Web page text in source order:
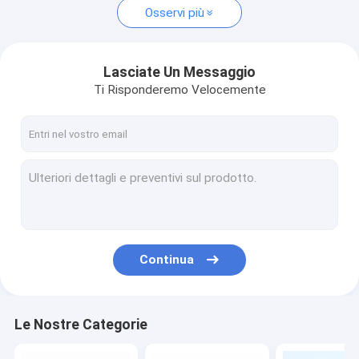
Osservi più
Lasciate Un Messaggio
Ti Risponderemo Velocemente
Continua
Le Nostre Categorie